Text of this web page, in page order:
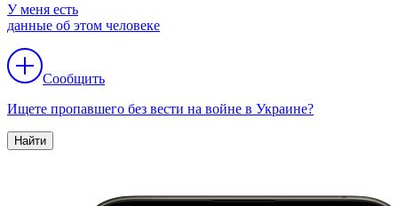
У меня есть
данные об этом человеке
Сообщить
Ищете пропавшего без вести на войне в Украине?
Найти